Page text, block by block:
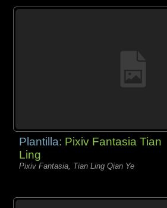
Plantilla: Pixiv Fantasia Tian
Ling
Pixiv Fantasia, Tian Ling Qian Ye